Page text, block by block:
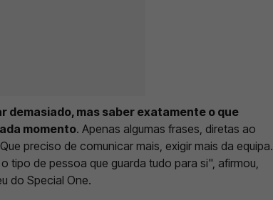
demasiado, mas saber exatamente o que
momento. Apenas algumas frases, diretas ao
preciso de comunicar mais, exigir mais da equipa.
tipo de pessoa que guarda tudo para si", afirmou,
do Special One.